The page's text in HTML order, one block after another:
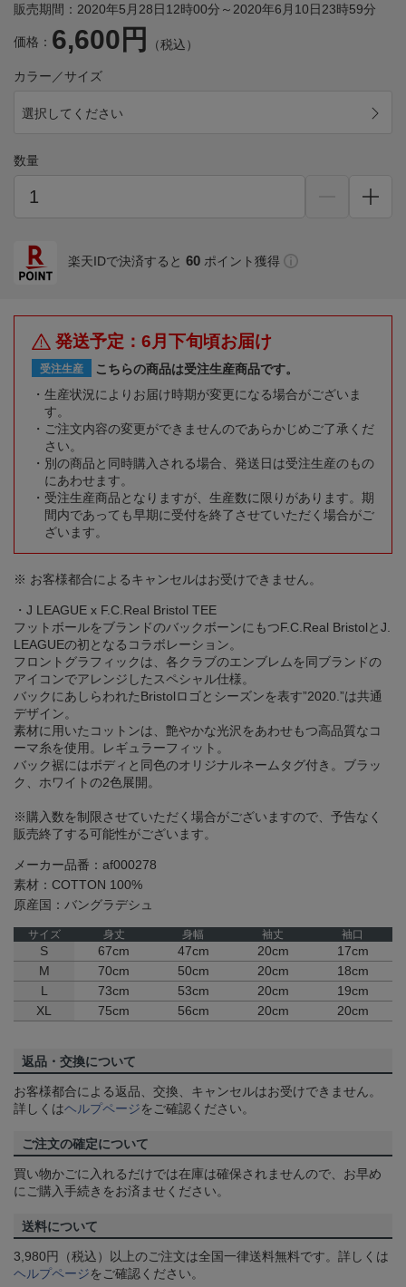
販売期間：2020年5月28日12時00分～2020年6月10日23時59分
価格： 6,600円 （税込）
カラー／サイズ
選択してください
数量
楽天IDで決済すると 60 ポイント獲得
発送予定：6月下旬頃お届け
受注生産
こちらの商品は受注生産商品です。
生産状況によりお届け時期が変更になる場合がございま
す。
ご注文内容の変更ができませんのであらかじめご了承くだ
さい。
別の商品と同時購入される場合、発送日は受注生産のもの
にあわせます。
受注生産商品となりますが、生産数に限りがあります。期
間内であっても早期に受付を終了させていただく場合がご
ざいます。
※ お客様都合によるキャンセルはお受けできません。
・J LEAGUE x F.C.Real Bristol TEE
フットボールをブランドのバックボーンにもつF.C.Real BristolとJ.
LEAGUEの初となるコラボレーション。
フロントグラフィックは、各クラブのエンブレムを同ブランドの
アイコンでアレンジしたスペシャル仕様。
バックにあしらわれたBristolロゴとシーズンを表す”2020.”は共通
デザイン。
素材に用いたコットンは、艶やかな光沢をあわせもつ高品質なコ
ーマ糸を使用。レギュラーフィット。
バック裾にはボディと同色のオリジナルネームタグ付き。ブラッ
ク、ホワイトの2色展開。
※購入数を制限させていただく場合がございますので、予告なく
販売終了する可能性がございます。
メーカー品番：af000278
素材：COTTON 100%
原産国：バングラデシュ
サイズ 身丈 身幅 袖丈 袖口
S 67cm 47cm 20cm
17cm
M
70cm 50cm 20cm
18cm
L
73cm 53cm 20cm
19cm
XL
75cm 56cm 20cm 20cm
返品・交換について
お客様都合による返品、交換、キャンセルはお受けできません。
詳しくはヘルプページをご確認ください。
ご注文の確定について
買い物かごに入れるだけでは在庫は確保されませんので、お早め
にご購入手続きをお済ませください。
送料について
3,980円（税込）以上のご注文は全国一律送料無料です。詳しくは
ヘルプページをご確認ください。